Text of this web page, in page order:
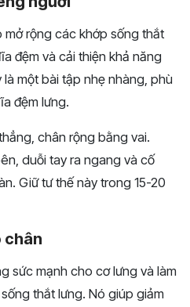
rộng các khớp sống thắt
đệm và cải thiện khả năng
một bài tập nhẹ nhàng, phù
đệm lưng.
chân rộng bằng vai.
duỗi tay ra ngang và cố
Giữ tư thế này trong 15-20
chân
sức mạnh cho cơ lưng và làm
thắt lưng. Nó giúp giảm